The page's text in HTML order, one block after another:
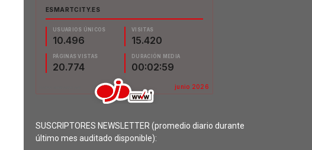
SUSCRIPTORES NEWSLETTER (promedio diario durante
último mes auditado disponible):